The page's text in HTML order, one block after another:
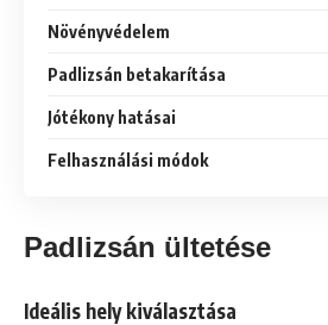
Növényvédelem
Padlizsán betakarítása
Jótékony hatásai
Felhasználási módok
Padlizsán ültetése
Ideális hely kiválasztása